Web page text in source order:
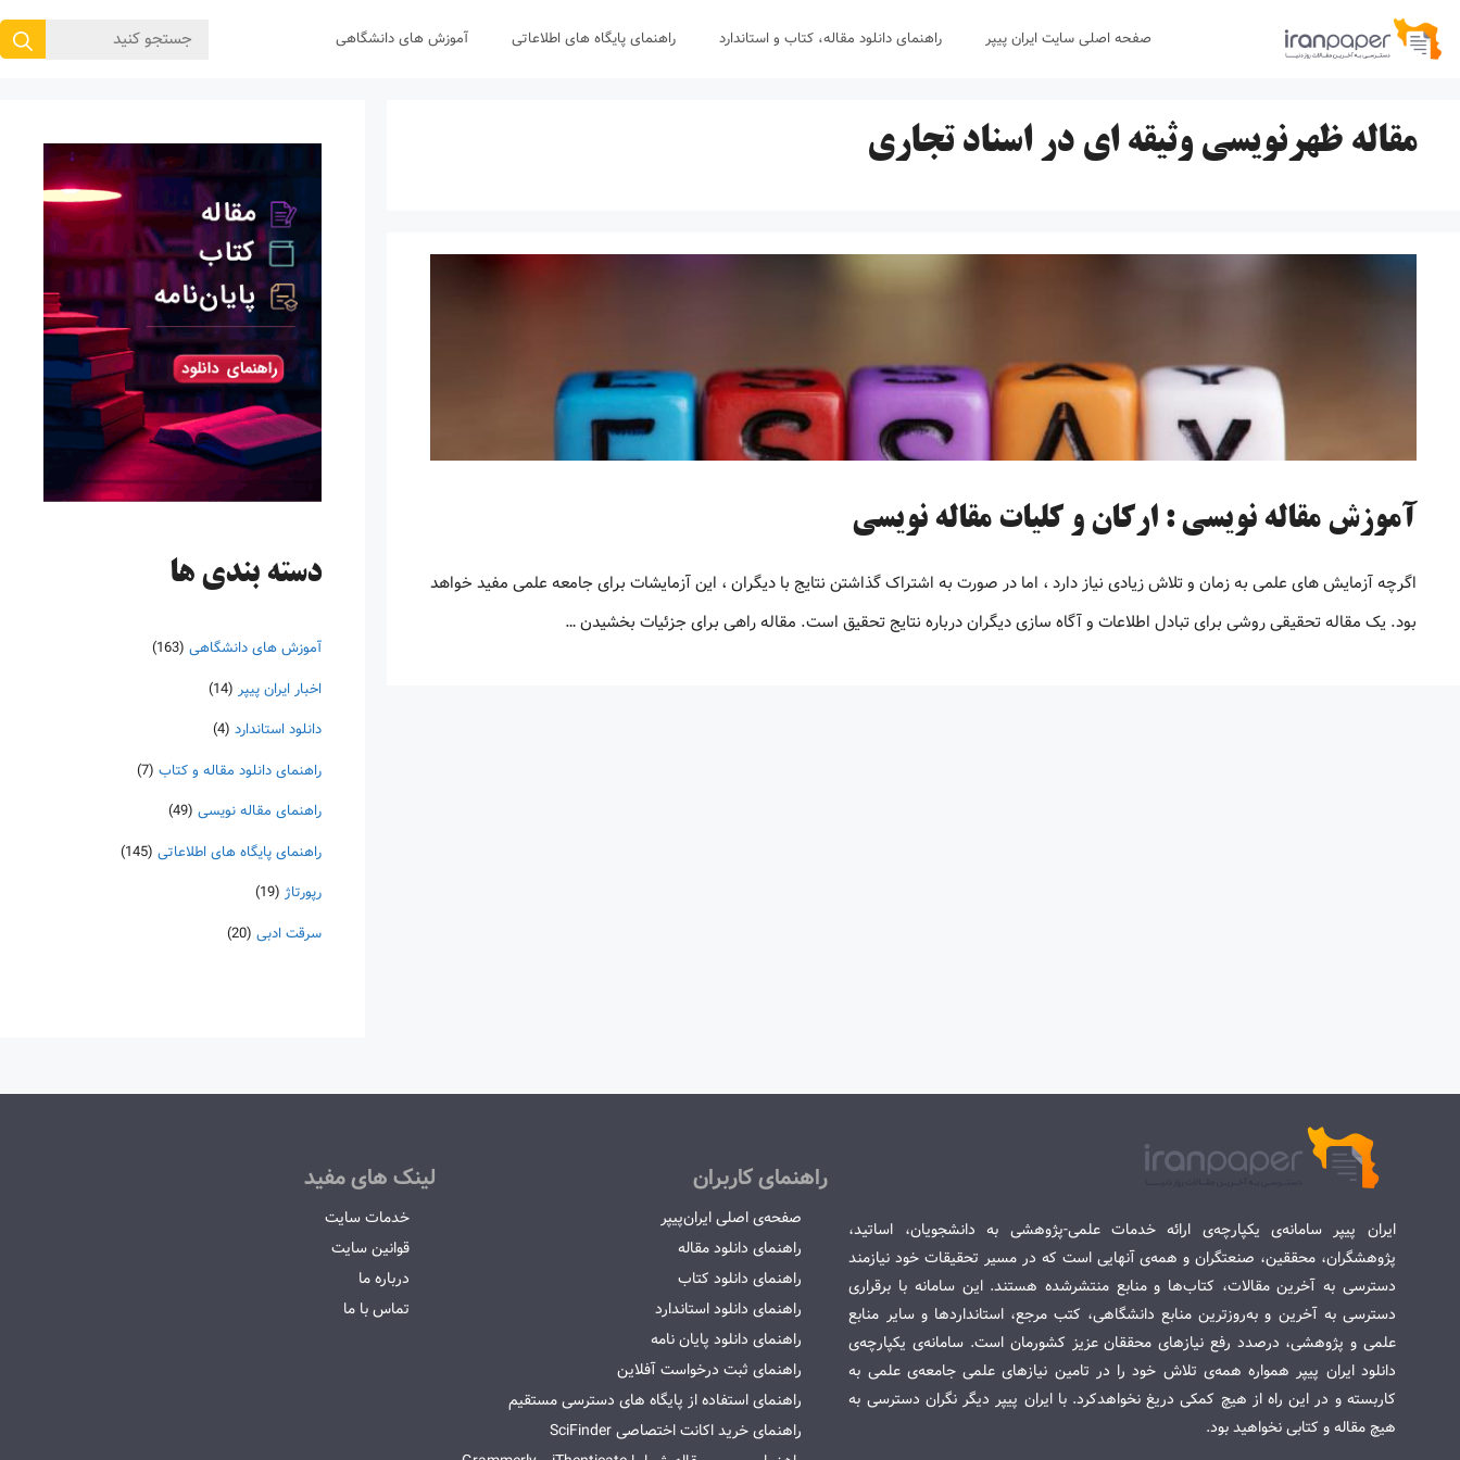
پرش
صفحه اصلی سایت ایران پیپر راهنمای دانلود مقاله، کتاب و استاندارد راهنمای پایگاه های اطلاعاتی آموزش های دانشگاهی
جستجوی
مقاله ظهرنویسی وثیقه ای در اسناد تجاری
آموزش مقاله نویسی : ارکان و کلیات مقاله نویسی
اگرچه آزمایش های علمی به زمان و تلاش زیادی نیاز دارد ، اما در صورت به اشتراک گذاشتن نتایج با دیگران ، این آزمایشات برای جامعه علمی مفید خواهد
بود. یک مقاله تحقیقی روشی برای تبادل اطلاعات و آگاه سازی دیگران درباره نتایج تحقیق است. مقاله راهی برای جزئیات بخشیدن …
دسته‌ بندی ها
آموزش های دانشگاهی (163)
اخبار ایران پیپر (14)
دانلود استاندارد (4)
راهنمای دانلود مقاله و کتاب (7)
راهنمای مقاله نویسی (49)
راهنمای پایگاه های اطلاعاتی (145)
رپورتاژ (19)
سرقت ادبی (20)
ایران پیپر سامانه‌ی یکپارچه‌ی ارائه خدمات علمی-پژوهشی به دانشجویان، اساتید،
پژوهشگران، محققین، صنعتگران و همه‌ی آنهایی است که در مسیر تحقیقات خود نیازمند
دسترسی به آخرین مقالات، کتاب‌ها و منابع منتشرشده هستند. این سامانه با برقراری
دسترسی به آخرین و به‌روزترین منابع دانشگاهی، کتب مرجع، استانداردها و سایر منابع
علمی و پژوهشی، درصدد رفع نیازهای محققان عزیز کشورمان است. سامانه‌ی یکپارچه‌ی
دانلود ایران پیپر همواره همه‌ی تلاش خود را در تامین نیازهای علمی جامعه‌ی علمی به
کاربسته و در این راه از هیچ کمکی دریغ نخواهدکرد. با ایران پیپر دیگر نگران دسترسی به
هیچ مقاله و کتابی نخواهید بود.
راهنمای کاربران
صفحه‌ی اصلی ایران‌پیپر
راهنمای دانلود مقاله
راهنمای دانلود کتاب
راهنمای دانلود استاندارد
راهنمای دانلود پایان نامه
راهنمای ثبت درخواست آفلاین
راهنمای استفاده از پایگاه های دسترسی مستقیم
راهنمای خرید اکانت اختصاصی SciFinder
لینک های مفید
خدمات سایت
قوانین سایت
درباره ما
تماس با ما